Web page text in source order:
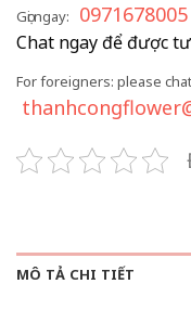
Gọi ngay: 0971678005
Chat ngay để được
For foreigners: please
MÔ TẢ CHI TIẾT